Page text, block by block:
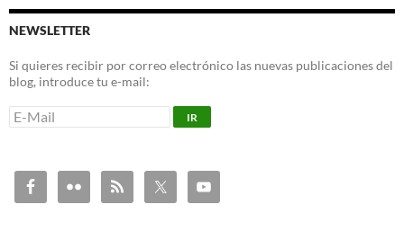
NEWSLETTER
Si quieres recibir por correo electrónico las nuevas publicaciones del
blog, introduce tu e-mail: